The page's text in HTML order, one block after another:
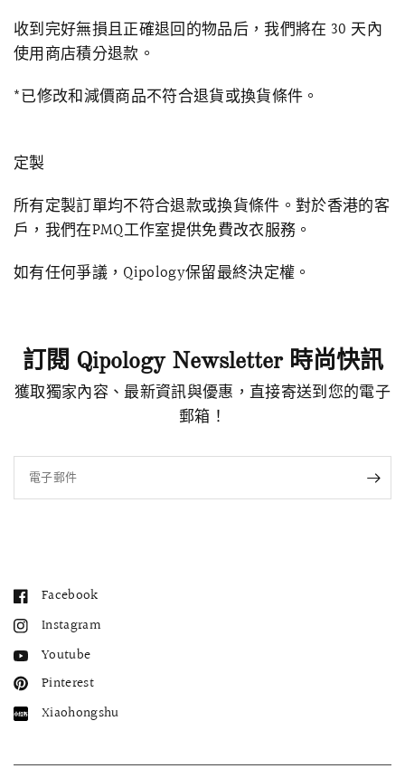
收到完好無損且正確退回的物品后，我們將在 30 天內
使用商店積分退款。
*已修改和減價商品不符合退貨或換貨條件。
定製
所有定製訂單均不符合退款或換貨條件。對於香港的客
戶，我們在PMQ工作室提供免費改衣服務。
如有任何爭議，Qipology保留最終決定權。
訂閱 Qipology Newsletter 時尚快訊
獲取獨家內容、最新資訊與優惠，直接寄送到您的電子
郵箱！
電子郵件
Facebook
Instagram
Youtube
Pinterest
Xiaohongshu